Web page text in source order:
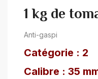
1 kg de
Anti-gaspi
Catégorie : 2
Calibre : 35